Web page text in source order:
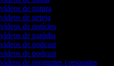
de natura
de neteja
vídeos de notícies
de paròdia
de podcast
de podcast
de preguntes i respostes